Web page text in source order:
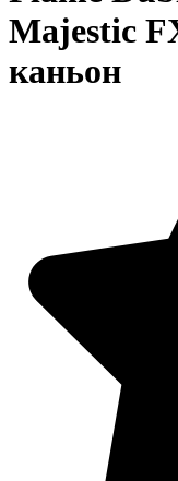
Majestic
каньон